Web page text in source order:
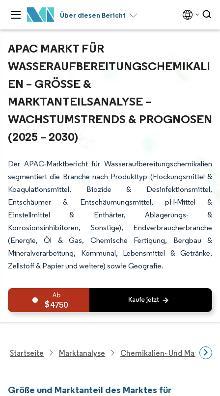
Über diesen Bericht
APAC MARKT FÜR
WASSERAUFBEREITUNGSCHEMIKALI
EN – GRÖSSE & M
ARKTANTEILSANALYSE – W
ACHSTUMSTRENDS & PROGNOSEN (
2025 – 2030)
Der APAC-Marktbericht für Wasseraufbereitungschemikalien
segmentiert die Branche nach Produkttyp (Flockungsmittel &
Koagulationsmittel, Biozide & Desinfektionsmittel,
Entschäumer & Entschäumungsmittel, pH-Mittel &
Einstellmittel & Enthärter, Ablagerungs- &
Korrosionsinhibitoren, Sonstige), Endverbraucherbranche
(Energie, Öl & Gas, Chemische Fertigung, Bergbau &
Mineralverarbeitung, Kommunal, Lebensmittel & Getränke,
Zellstoff & Papier und weitere) sowie Geografie.
4750
Startseite Marktanalyse Chemikalien- Und
Größe und Marktanteil des Marktes für